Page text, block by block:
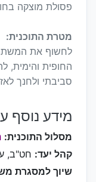
פסולת מוצקה
מטרת התוכנית:
לחשוף את
החופית והימית,
סביבתי ולחנך
מידע נוסף
מסלול התוכנית:
קהל יעד: חט"ב,
שיוך למסגרת